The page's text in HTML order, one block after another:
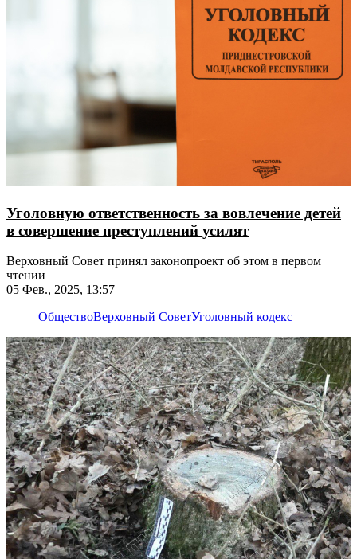
Уголовную ответственность за вовлечение детей
в совершение преступлений усилят
Верховный Совет принял законопроект об этом в первом
чтении
05 Фев., 2025, 13:57
ОбществоВерховный СоветУголовный кодекс